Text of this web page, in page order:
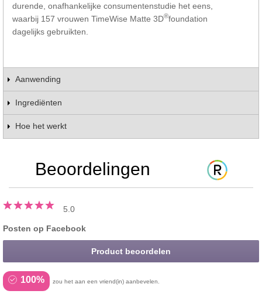
durende, onafhankelijke consumentenstudie het eens,
waarbij 157 vrouwen TimeWise Matte 3D®foundation
dagelijks gebruikten.
Aanwending
Ingrediënten
Hoe het werkt
Beoordelingen
5.0
Posten op Facebook
Product beoordelen
100% zou het aan een vriend(in) aanbevelen.